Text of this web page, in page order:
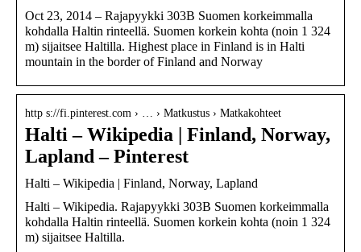
Oct 23, 2014 – Rajapyykki 303B Suomen korkeimmalla
kohdalla Haltin rinteellä. Suomen korkein kohta (noin 1 324
m) sijaitsee Haltilla. Highest place in Finland is in Halti
mountain in the border of Finland and Norway
http s://fi.pinterest.com › … › Matkustus › Matkakohteet
Halti – Wikipedia | Finland, Norway,
Lapland – Pinterest
Halti – Wikipedia | Finland, Norway, Lapland
Halti – Wikipedia. Rajapyykki 303B Suomen korkeimmalla
kohdalla Haltin rinteellä. Suomen korkein kohta (noin 1 324
m) sijaitsee Haltilla.